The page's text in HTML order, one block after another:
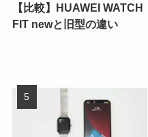
【比較】HUAWEI WATCH
FIT newと旧型の違い